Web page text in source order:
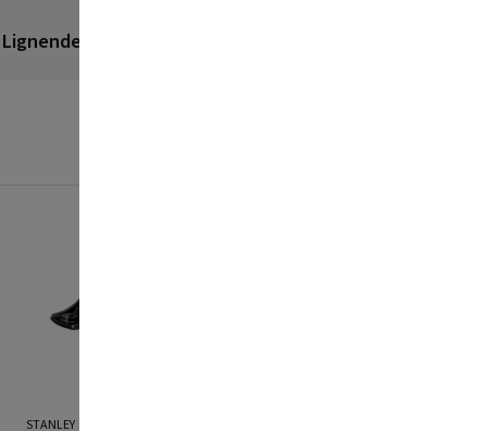
Lignende produkter
STANLEY